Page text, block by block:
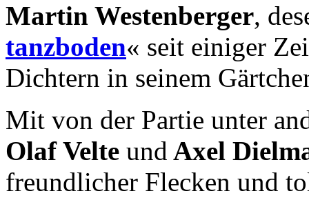
Martin Westenberger,
tanzboden« seit einiger
Dichtern in seinem
Mit von der Partie unter
Olaf Velte und Axel
freundlicher Flecken und